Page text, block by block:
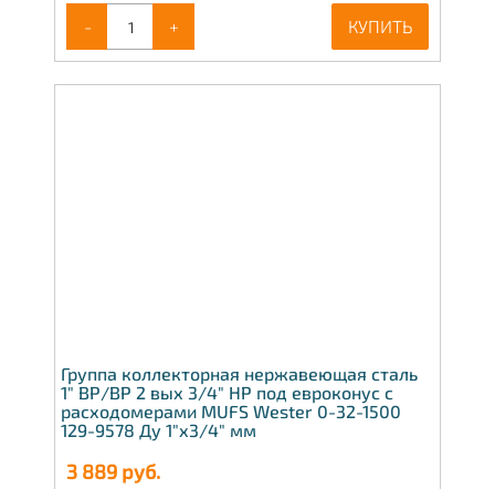
- + КУПИТЬ
Группа коллекторная нержавеющая сталь
1" ВР/ВР 2 вых 3/4" НР под евроконус с
расходомерами MUFS Wester 0-32-1500
129-9578 Ду 1"х3/4" мм
3 889 руб.